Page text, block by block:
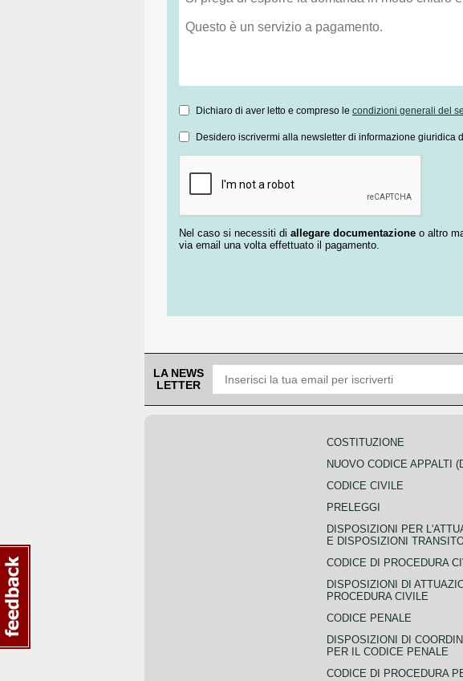
Dichiaro di aver letto e compreso le condizioni generali del
Desidero iscrivermi alla newsletter di informazione giuridica
Nel caso si necessiti di allegare documentazione o altro
via email una volta effettuato il pagamento.
LA NEWS
LETTER
COSTITUZIONE
NUOVO CODICE APPALTI
CODICE CIVILE
PRELEGGI
DISPOSIZIONI PER
E DISPOSIZIONI
CODICE DI PROCEDURA
DISPOSIZIONI DI
PROCEDURA CIVILE
CODICE PENALE
DISPOSIZIONI DI
PER IL CODICE PENALE
CODICE DI PROCEDURA